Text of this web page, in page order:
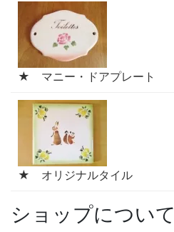
★ マニー・ドアプレート
★ オリジナルタイル
ショップについて